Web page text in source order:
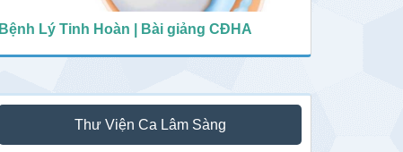
Bệnh Lý Tinh Hoàn | Bài giảng CĐHA
Thư Viện Ca Lâm Sàng